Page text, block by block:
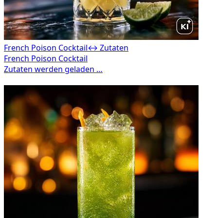
French Poison Cocktail↔ Zutaten